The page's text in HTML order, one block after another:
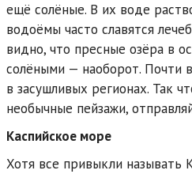
ещё солёные. В их воде
водоёмы часто славятся
видно, что пресные озёра в
солёными — наоборот. Почти
в засушливых регионах. Так
необычные пейзажи,
Каспийское море
Хотя все привыкли называть